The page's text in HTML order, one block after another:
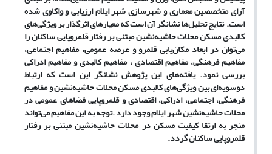
آرای متخصصین معماری و شهرسازی شهر ایلام ارزیابی و واکاوی شده
است. نتایج تحلیل‌ها نشانگر آن است که معیارهای اثرگذار بر ویژگی‌های
کالبدی مسکن محلات حاشیه‌نشین مبتنی بر رفتار قلمروپایی ساکنان را
می‌توان در ابعاد مکان‌یابی قلمرو و عرصه عمومی، مفاهیم اجتماعی،
مفاهیم فرهنگی، مفاهیم اقتصادی ، مفاهیم کالبدی و مفاهیم ادراکی
بررسی نمود. یافته‌های این پژوهش نشانگر این است که ارتباط
دوسویه‌ای بین ویژگی‌های کالبدی مسکن محلات حاشیه‌نشین و مفاهیم
فرهنگی، اجتماعی، ادراکی، اقتصادی و قلمروپایی فضاهای عمومی در
محلات حاشیه‌نشین شهر ایلام وجود دارد .توجه به این مفاهیم می‌تواند
منجر به ارتقا کیفیت مسکن در محلات حاشیه‌نشین مبتنی بر رفتار
قلمروپایی ساکنان گردد.